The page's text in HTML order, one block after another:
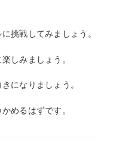
挑戦してみましょう。
しみましょう。
になりましょう。
めるはずです。